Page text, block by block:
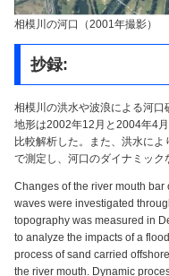
相模川の河口（2001年撮影）
抄録:
相模川の洪水や波浪による河
地形は2002年12月と2004年4
比較解析した。また、洪水に
で測定し、河口のダイナミック
Changes of the river mouth
waves were investigated
topography was measured in
to analyze the impacts of a
process of sand carried
the river mouth. Dynamic